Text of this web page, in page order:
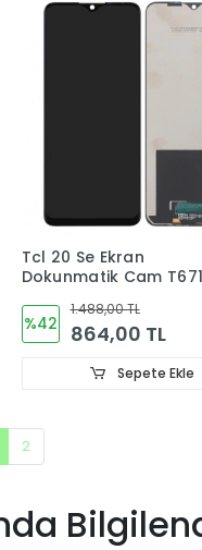
Tcl 20 Se Ekran
Dokunmatik
%42
1.488,00 TL
864,00 TL
Sepete Ekle
2